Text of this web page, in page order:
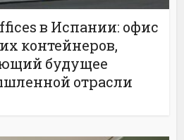
в Испании: офис
контейнеров,
будущее
отрасли